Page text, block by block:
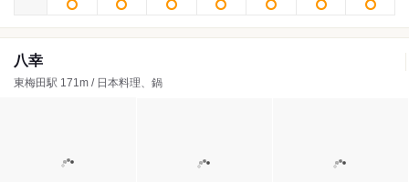
八幸
東梅田駅 171m / 日本料理、鍋